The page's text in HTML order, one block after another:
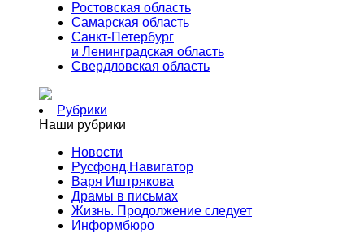
Ростовская область
Самарская область
Санкт-Петербург
и Ленинградская область
Свердловская область
Рубрики
Наши рубрики
Новости
Русфонд.Навигатор
Варя Иштрякова
Драмы в письмах
Жизнь. Продолжение следует
Информбюро